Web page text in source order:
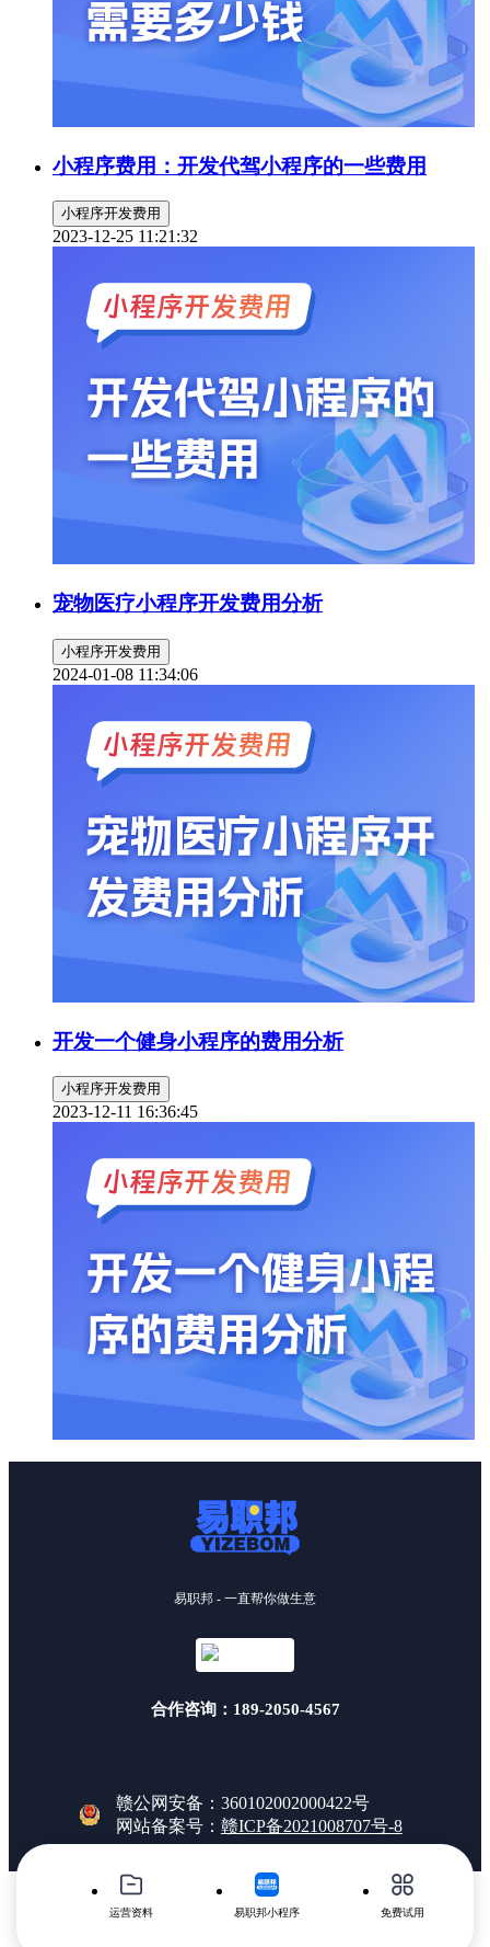
小程序费用：开发代驾小程序的一些费用
小程序开发费用
2023-12-25 11:21:32
宠物医疗小程序开发费用分析
小程序开发费用
2024-01-08 11:34:06
开发一个健身小程序的费用分析
小程序开发费用
2023-12-11 16:36:45
运营资料 易职邦小程序 免费试用
易职邦 - 一直帮你做生意
合作咨询：189-2050-4567
赣公网安备：360102002000422号
网站备案号： 赣ICP备2021008707号-8